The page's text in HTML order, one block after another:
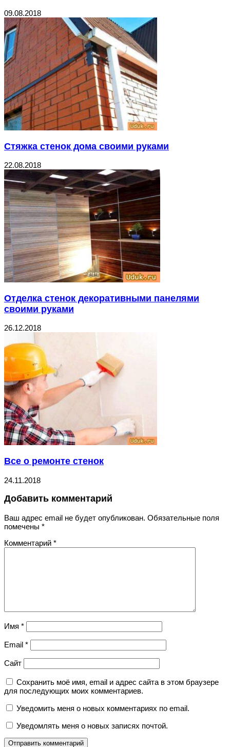
09.08.2018
Стяжка стенок дома своими руками
22.08.2018
Отделка стенок декоративными панелями
своими руками
26.12.2018
Все о ремонте стенок
24.11.2018
Добавить комментарий
Ваш адрес email не будет опубликован. Обязательные поля
помечены *
Комментарий *
Имя *
Email *
Сайт
Сохранить моё имя, email и адрес сайта в этом браузере
для последующих моих комментариев.
Уведомить меня о новых комментариях по email.
Уведомлять меня о новых записях почтой.